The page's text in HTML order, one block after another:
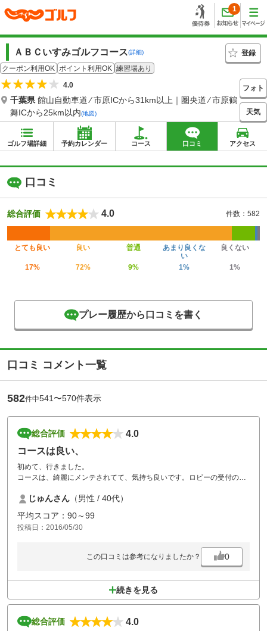
1
ＡＢＣいすみゴルフコース(詳細)
登録
クーポン利用OK ポイント利用OK 練習場あり
4.0
千葉県 館山自動車道 ⁄ 市原ICから31km以上｜圏央道 ⁄ 市原鶴
舞ICから25km以内(地図)
フォト
天気
ゴルフ場詳細 予約カレンダー コース 口コミ アクセス
口コミ
総合評価 4.0 件数：582
とても良い 良い 普通
あまり良くな
い
良くない
17% 72% 9% 1% 1%
プレー履歴から口コミを書く
口コミ コメント一覧
582件中541〜570件表示
総合評価
4.0
コースは良い、
初めて、行きました。
コースは、綺麗にメンテされてて、気持ち良いです。ロビーの受付の人
しかし、なんとも、受付のスタッフ2人の対応は、残念です。お客様と
いう意識の欠片もない。
だからといって、このゴルフ場にいかないのは、もったいない。あー
あ、といった残念な感じです。
います。グリーンの整備も良いです。あまり、曲がりません。
アイアンが切れて、バーディ二つ取れて、ご機嫌で帰りました。
じゅんさん （男性 / 40代）
平均スコア：90～99
投稿日：2016/05/30
この口コミは参考になりましたか？ 0
続きを見る
総合評価
4.0